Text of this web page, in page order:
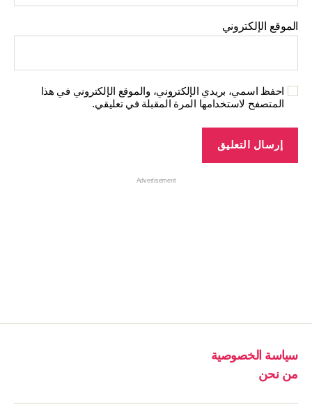
الموقع الإلكتروني
احفظ اسمي، بريدي الإلكتروني، والموقع الإلكتروني في هذا
المتصفح لاستخدامها المرة المقبلة في تعليقي.
Advertisement
سياسة الخصوصية
من نحن